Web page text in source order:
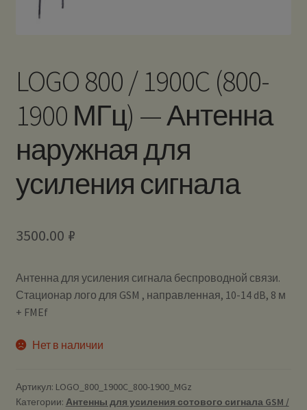
LOGO 800 / 1900C (800-
1900 МГц) — Антенна
наружная для
усиления сигнала
3500.00 ₽
Антенна для усиления сигнала беспроводной связи.
Стационар лого для GSM , направленная, 10-14 dB, 8 м
+ FMEf
Нет в наличии
Артикул: LOGO_800_1900C_800-1900_MGz
Категории: Антенны для усиления сотового сигнала GSM /